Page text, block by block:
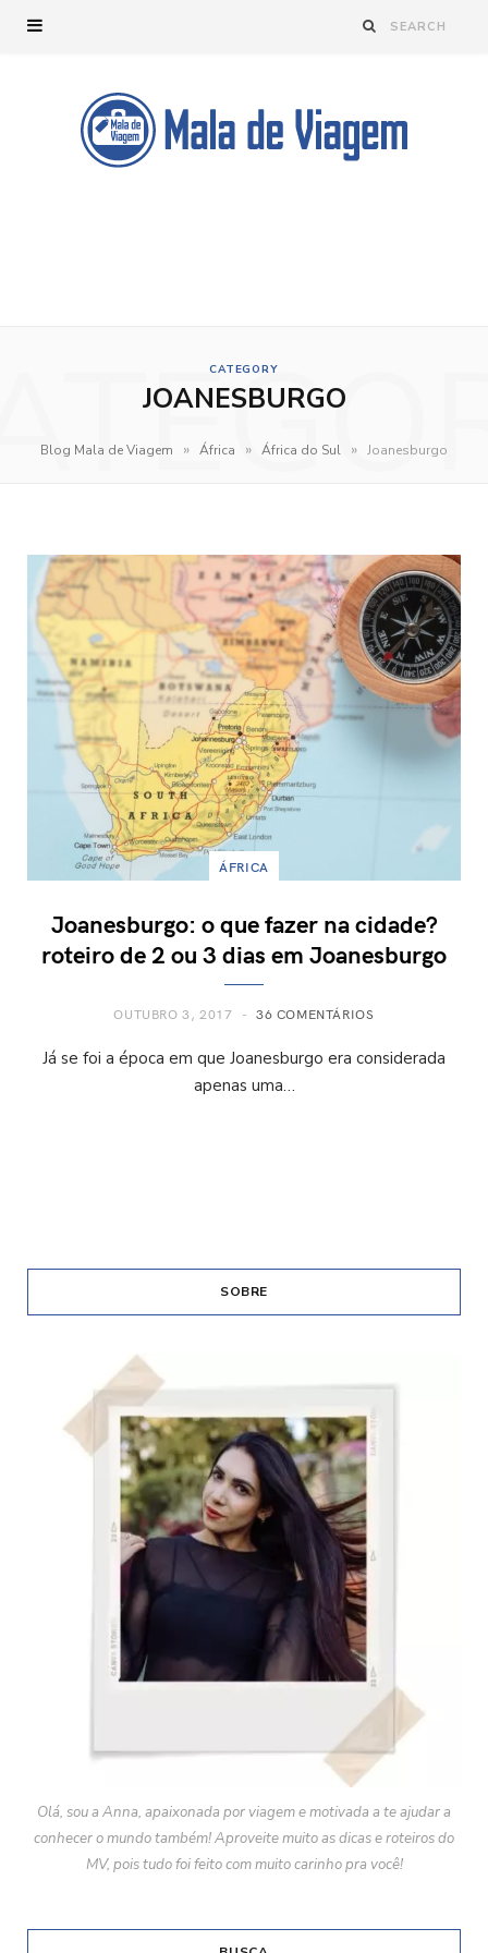
CATEGORY
JOANESBURGO
Blog Mala de Viagem » África » África do Sul » Joanesburgo
ÁFRICA
Joanesburgo: o que fazer na cidade?
roteiro de 2 ou 3 dias em Joanesburgo
OUTUBRO 3, 2017 36 COMENTÁRIOS
Já se foi a época em que Joanesburgo era considerada
apenas uma…
SOBRE
Olá, sou a Anna, apaixonada por viagem e motivada a te ajudar a
conhecer o mundo também! Aproveite muito as dicas e roteiros do
MV, pois tudo foi feito com muito carinho pra você!